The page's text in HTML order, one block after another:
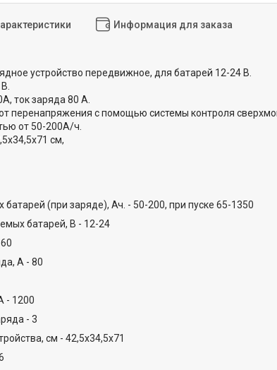
Информация для заказа
устройство передвижное, для батарей 12-24 В.
ток заряда 80 А.
перенапряжения с помощью системы контроля
от 50-200А/ч.
см,
(при заряде), Ач. - 50-200, при пуске 65-1350
батарей, В - 12-24
А - 80
- 1200
- 3
см - 42,5х34,5х71